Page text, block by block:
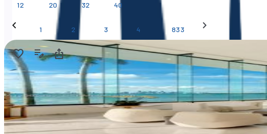
12 20 32 40
1 2 3 4 833